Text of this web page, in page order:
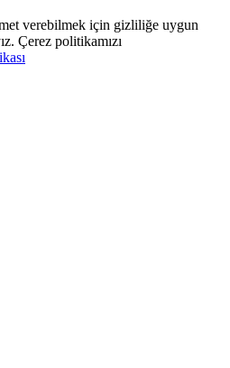
verebilmek için gizliliğe uygun
Çerez politikamızı